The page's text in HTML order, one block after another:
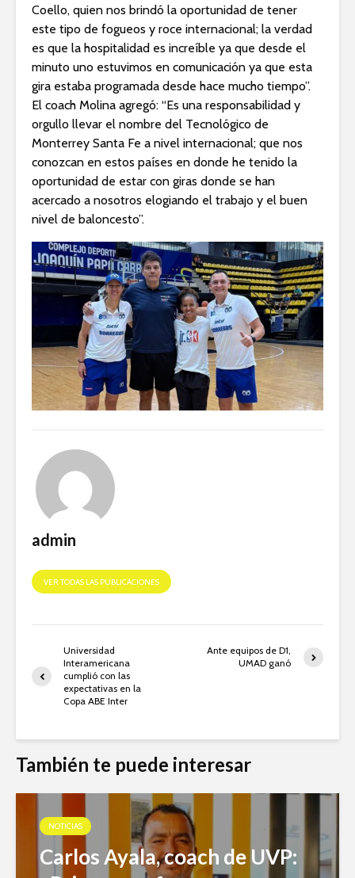
Coello, quien nos brindó la oportunidad de tener
este tipo de fogueos y roce internacional; la verdad
es que la hospitalidad es increíble ya que desde el
minuto uno estuvimos en comunicación ya que esta
gira estaba programada desde hace mucho tiempo”.
El coach Molina agregó: “Es una responsabilidad y
orgullo llevar el nombre del Tecnológico de
Monterrey Santa Fe a nivel internacional; que nos
conozcan en estos países en donde he tenido la
oportunidad de estar con giras donde se han
acercado a nosotros elogiando el trabajo y el buen
nivel de baloncesto”.
admin
VER TODAS LAS PUBLICACIONES
Universidad
Interamericana
cumplió con las
expectativas en la
Copa ABE Inter
Ante equipos de D1,
UMAD ganó
También te puede interesar
NOTICIAS
Carlos Ayala, coach de UVP: